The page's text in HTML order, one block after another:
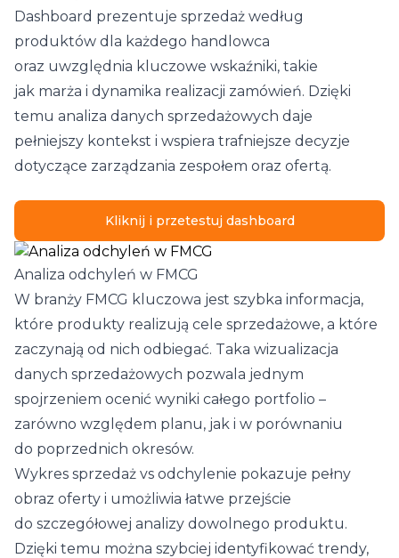
Dashboard prezentuje sprzedaż według
produktów dla każdego handlowca
oraz uwzględnia kluczowe wskaźniki, takie
jak marża i dynamika realizacji zamówień. Dzięki
temu analiza danych sprzedażowych daje
pełniejszy kontekst i wspiera trafniejsze decyzje
dotyczące zarządzania zespołem oraz ofertą.
Kliknij i przetestuj dashboard
Analiza odchyleń w FMCG
W branży FMCG kluczowa jest szybka informacja,
które produkty realizują cele sprzedażowe, a które
zaczynają od nich odbiegać. Taka wizualizacja
danych sprzedażowych pozwala jednym
spojrzeniem ocenić wyniki całego portfolio –
zarówno względem planu, jak i w porównaniu
do poprzednich okresów.
Wykres sprzedaż vs odchylenie pokazuje pełny
obraz oferty i umożliwia łatwe przejście
do szczegółowej analizy dowolnego produktu.
Dzięki temu można szybciej identyfikować trendy,